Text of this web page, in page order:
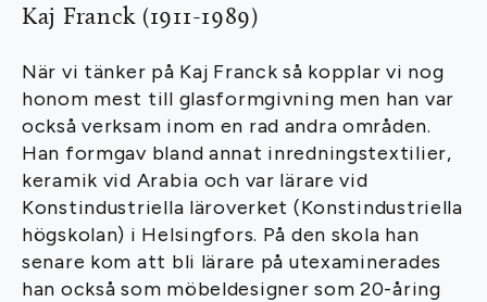
Kaj Franck (1911-1989)
När vi tänker på Kaj Franck så kopplar vi nog
honom mest till glasformgivning men han var
också verksam inom en rad andra områden.
Han formgav bland annat inredningstextilier,
keramik vid Arabia och var lärare vid
Konstindustriella läroverket (Konstindustriella
högskolan) i Helsingfors. På den skola han
senare kom att bli lärare på utexaminerades
han också som möbeldesigner som 20-åring